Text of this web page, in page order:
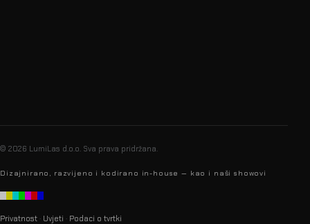
© 2026 LumiLas d.o.o. Sva prava pridržana.
Dizajnirano, razvijeno i kodirano in-house — kao i naši showovi
Privatnost · Uvjeti · Podaci o tvrtki